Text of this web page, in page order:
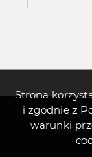
Strona
i zgodnie z
warunki
© 2026
Styl